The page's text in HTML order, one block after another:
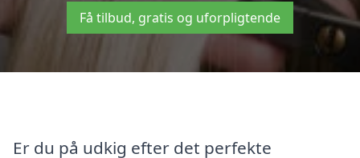
Få tilbud, gratis og uforpligtende
Er du på udkig efter det perfekte